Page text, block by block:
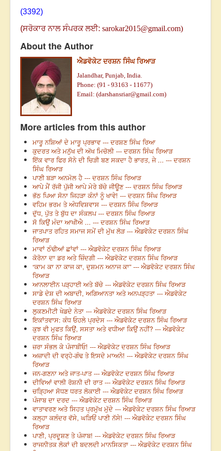
(3392)
(ਸਰੋਕਾਰ ਨਾਲ ਸੰਪਰਕ ਲਈ: sarokar2015@gmail.com)
About the Author
ਐਡਵੋਕੇਟ ਦਰਸ਼ਨ ਸਿੰਘ ਰਿਆੜ
Jalandhar, Punjab, India.
Phone: (91 - 93163 - 11677)
Email: (darshansriar@gmail.com)
More articles from this author
ਮਾਰੂ ਨਸ਼ਿਆਂ ਦੇ ਮਾਰੂ ਪ੍ਰਭਾਵ --- ਦਰਸ਼ਣ ਸਿੰਘ ਰਿਆ
ਕੁਦਰਤ ਅਤੇ ਮਨੁੱਖ ਦੀ ਅੱਖ ਮਿਚੋਲੀ --- ਦਰਸ਼ਨ ਸਿੰਘ ਰਿਆੜ
ਇੱਕ ਵਾਰ ਫਿਰ ਸੋਨੇ ਦੀ ਚਿੜੀ ਬਣ ਸਕਦਾ ਹੈ ਭਾਰਤ, ਜੇ ... --- ਦਰਸ਼ਨ
ਸਿੰਘ ਰਿਆੜ
ਪਾਣੀ ਬੜਾ ਅਨਮੋਲ ਹੈ --- ਦਰਸ਼ਨ ਸਿੰਘ ਰਿਆੜ
ਆਪੇ ਮੈਂ ਰੱਜੀ ਪੁੱਜੀ ਆਪੇ ਮੇਰੇ ਬੱਚੇ ਜੀਊਣ --- ਦਰਸ਼ਨ ਸਿੰਘ ਰਿਆੜ
ਭੱਠ ਪਿਆ ਸੋਨਾ ਜਿਹੜਾ ਕੰਨਾਂ ਨੂੰ ਖਾਵੇ! --- ਦਰਸ਼ਨ ਸਿੰਘ ਰਿਆੜ
ਵਹਿਮ ਭਰਮ ਤੇ ਅੰਧਵਿਸ਼ਵਾਸ --- ਦਰਸ਼ਨ ਸਿੰਘ ਰਿਆੜ
ਦੁੱਧ, ਪੁੱਤ ਤੇ ਬੁੱਧ ਦਾ ਸੰਕਲਪ --- ਦਰਸ਼ਨ ਸਿੰਘ ਰਿਆੜ
ਸੋ ਕਿਉਂ ਮੰਦਾ ਆਖੀਐ ... --- ਦਰਸ਼ਨ ਸਿੰਘ ਰਿਆੜ
ਜਾਤਪਾਤ ਰਹਿਤ ਸਮਾਜ ਸਮੇਂ ਦੀ ਮੁੱਖ ਲੋੜ --- ਐਡਵੋਕੇਟ ਦਰਸ਼ਨ ਸਿੰਘ
ਰਿਆੜ
ਮਾਵਾਂ ਠੰਢੀਆਂ ਛਾਂਵਾਂ --- ਐਡਵੋਕੇਟ ਦਰਸ਼ਨ ਸਿੰਘ ਰਿਆੜ
ਕੋਰੋਨਾ ਦਾ ਡਰ ਅਤੇ ਜ਼ਿੰਦਗੀ --- ਐਡਵੋਕੇਟ ਦਰਸ਼ਨ ਸਿੰਘ ਰਿਆੜ
“ਕਾਮ ਕਾ ਨਾ ਕਾਜ ਕਾ, ਦੁਸ਼ਮਨ ਅਨਾਜ ਕਾ” --- ਐਡਵੋਕੇਟ ਦਰਸ਼ਨ ਸਿੰਘ
ਰਿਆੜ
ਆਨਲਾਈਨ ਪੜ੍ਹਾਈ ਅਤੇ ਬੱਚੇ --- ਐਡਵੋਕੇਟ ਦਰਸ਼ਨ ਸਿੰਘ ਰਿਆੜ
ਸਾਡੇ ਦੇਸ਼ ਦੀ ਅਬਾਦੀ, ਅਗਿਆਨਤਾ ਅਤੇ ਅਨਪੜ੍ਹਤਾ --- ਐਡਵੋਕੇਟ
ਦਰਸ਼ਨ ਸਿੰਘ ਰਿਆੜ
ਲੁਕਣਮੀਟੀ ਖੇਡਦੇ ਨੇਤਾ --- ਐਡਵੋਕੇਟ ਦਰਸ਼ਨ ਸਿੰਘ ਰਿਆੜ
ਇਕਾਂਤਵਾਸ: ਕੰਧ ਓਹਲੇ ਪ੍ਰਦੇਸ --- ਐਡਵੋਕੇਟ ਦਰਸ਼ਨ ਸਿੰਘ ਰਿਆੜ
ਕੁਝ ਵੀ ਮੁਫਤ ਕਿਉਂ, ਸਸਤਾ ਅਤੇ ਵਧੀਆ ਕਿਉਂ ਨਹੀਂ? --- ਐਡਵੋਕੇਟ
ਦਰਸ਼ਨ ਸਿੰਘ ਰਿਆੜ
ਜ਼ਰਾ ਸੰਭਲ ਕੇ ਪੰਜਾਬੀਓ! --- ਐਡਵੋਕੇਟ ਦਰਸ਼ਨ ਸਿੰਘ ਰਿਆੜ
ਅਜ਼ਾਦੀ ਦੀ ਵਰ੍ਹੇ-ਗੰਢ ਤੇ ਇਸਦੇ ਮਾਅਨੇ! --- ਐਡਵੋਕੇਟ ਦਰਸ਼ਨ ਸਿੰਘ
ਰਿਆੜ
ਜਨ-ਗਣਨਾ ਅਤੇ ਜਾਤ-ਪਾਤ --- ਐਡਵੋਕੇਟ ਦਰਸ਼ਨ ਸਿੰਘ ਰਿਆੜ
ਦੀਵਿਆਂ ਵਾਲੀ ਰੋਸ਼ਨੀ ਦੀ ਰਾਤ --- ਐਡਵੋਕੇਟ ਦਰਸ਼ਨ ਸਿੰਘ ਰਿਆੜ
ਚੜ੍ਹਿਆ ਸੋਧਣ ਧਰਤ ਲੋਕਾਈ --- ਐਡਵੋਕੇਟ ਦਰਸ਼ਨ ਸਿੰਘ ਰਿਆੜ
ਪੰਜਾਬ ਦਾ ਦਰਦ --- ਐਡਵੋਕੇਟ ਦਰਸ਼ਨ ਸਿੰਘ ਰਿਆੜ
ਵਾਤਾਵਰਣ ਅਤੇ ਸਿਹਤ ਪ੍ਰਮੁੱਖ ਮੁੱਦੇ --- ਐਡਵੋਕੇਟ ਦਰਸ਼ਨ ਸਿੰਘ ਰਿਆੜ
ਕਲ੍ਹਾ ਕਲੰਦਰ ਵੱਸੇ, ਘੜਿਓਂ ਪਾਣੀ ਨੱਸੇ! --- ਐਡਵੋਕੇਟ ਦਰਸ਼ਨ ਸਿੰਘ
ਰਿਆੜ
ਪਾਣੀ, ਪ੍ਰਦੂਸ਼ਣ ਤੇ ਪੰਜਾਬ! --- ਐਡਵੋਕੇਟ ਦਰਸ਼ਨ ਸਿੰਘ ਰਿਆੜ
ਰਾਜਨੀਤਕ ਲੋਕਾਂ ਦੀ ਬਦਲਦੀ ਮਾਨਸਿਕਤਾ --- ਐਡਵੋਕੇਟ ਦਰਸ਼ਨ ਸਿੰਘ